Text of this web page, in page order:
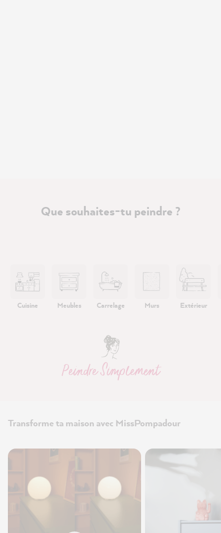
Que souhaites-tu peindre ?
Peindre Simplement
Cuisine Meubles Carrelage Murs Extérieur
Transforme ta maison avec MissPompadour